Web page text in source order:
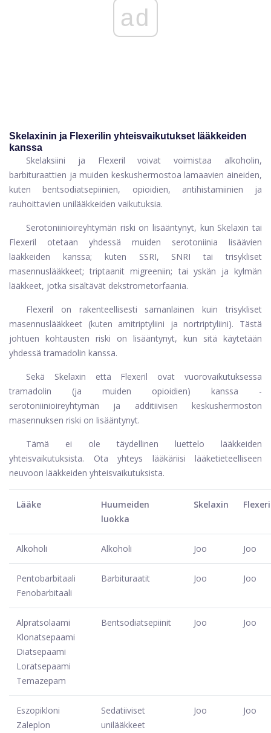
ad
Skelaxinin ja Flexerilin yhteisvaikutukset lääkkeiden
kanssa
Skelaksiini ja Flexeril voivat voimistaa alkoholin,
barbituraattien ja muiden keskushermostoa lamaavien aineiden,
kuten bentsodiatsepiinien, opioidien, antihistamiinien ja
rauhoittavien unilääkkeiden vaikutuksia.
Serotoniinioireyhtymän riski on lisääntynyt, kun Skelaxin tai
Flexeril otetaan yhdessä muiden serotoniinia lisäävien
lääkkeiden kanssa; kuten SSRI, SNRI tai trisykliset
masennuslääkkeet; triptaanit migreeniin; tai yskän ja kylmän
lääkkeet, jotka sisältävät dekstrometorfaania.
Flexeril on rakenteellisesti samanlainen kuin trisykliset
masennuslääkkeet (kuten amitriptyliini ja nortriptyliini). Tästä
johtuen kohtausten riski on lisääntynyt, kun sitä käytetään
yhdessä tramadolin kanssa.
Sekä Skelaxin että Flexeril ovat vuorovaikutuksessa
tramadolin (ja muiden opioidien) kanssa -
serotoniinioireyhtymän ja additiivisen keskushermoston
masennuksen riski on lisääntynyt.
Tämä ei ole täydellinen luettelo lääkkeiden
yhteisvaikutuksista. Ota yhteys lääkäriisi lääketieteelliseen
neuvoon lääkkeiden yhteisvaikutuksista.
Lääke
Huumeiden
luokka
Skelaxin
Alkoholi Alkoholi Joo Joo
Pentobarbitaali
Fenobarbitaali
Barbituraatit Joo Joo
Alpratsolaami
Klonatsepaami
Diatsepaami
Loratsepaami
Temazepam
Bentsodiatsepiinit Joo Joo
Eszopikloni
Zaleplon
Sedatiiviset
unilääkkeet
Joo Joo